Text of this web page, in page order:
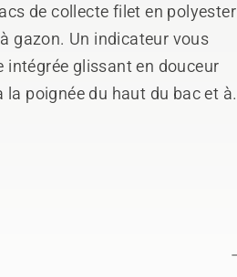
de collecte filet en polyester
gazon. Un indicateur vous
intégrée glissant en douceur
la poignée du haut du bac et à